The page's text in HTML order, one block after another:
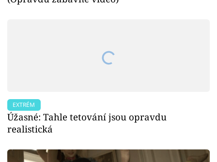
EXTRÉM
Úžasné: Tahle tetování jsou opravdu
realistická